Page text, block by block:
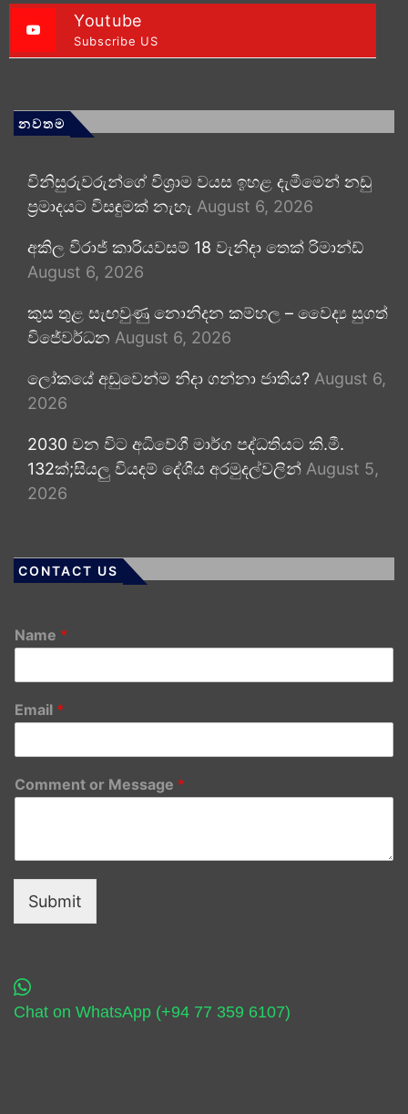
Youtube
Subscribe US
නවතම
විනිසුරුවරුන්ගේ විශ්‍රාම වයස ඉහළ දැමීමෙන් නඩු
ප්‍රමාදයට විසඳුමක් නැහැ August 6, 2026
අකිල විරාජ් කාරියවසම් 18 වැනිදා තෙක් රිමාන්ඩ්
August 6, 2026
කුස තුළ සැඟවුණු නොනිදන කම්හල – වෛද්‍ය සුගත්
විජේවර්ධන August 6, 2026
ලෝකයේ අඩුවෙන්ම නිදා ගන්නා ජාතිය? August 6,
2026
2030 වන විට අධිවේගී මාර්ග පද්ධතියට කි.මී.
132ක්;සියලු වියදම් දේශීය අරමුදල්වලින් August 5,
2026
CONTACT US
Name *
Email *
Comment or Message *
Submit
Chat on WhatsApp (+94 77 359 6107)